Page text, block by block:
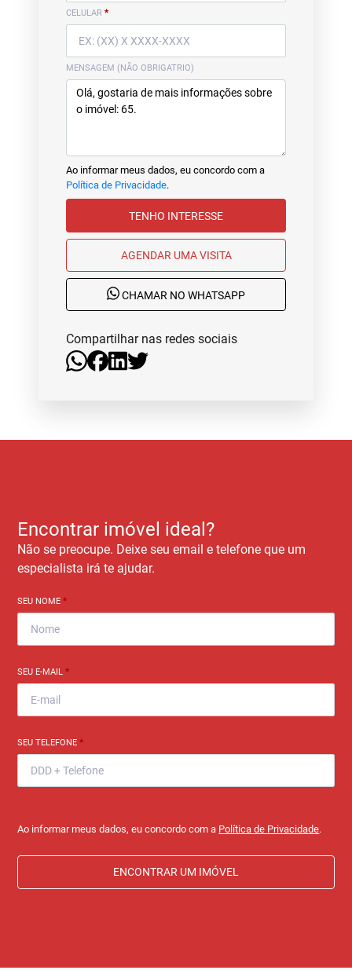
CELULAR *
MENSAGEM (NÃO OBRIGATRIO)
Ao informar meus dados, eu concordo com a
Política de Privacidade.
TENHO INTERESSE
AGENDAR UMA VISITA
CHAMAR NO WHATSAPP
Compartilhar nas redes sociais
Encontrar imóvel ideal?
Não se preocupe. Deixe seu email e telefone que um
especialista irá te ajudar.
SEU NOME*
SEU E-MAIL*
SEU TELEFONE*
Ao informar meus dados, eu concordo com a Política de Privacidade.
ENCONTRAR UM IMÓVEL